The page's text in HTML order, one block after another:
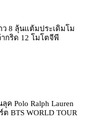
8 ลุ้นแต้มประเดิมโม
ากริด 12 โมโตจีพี
ค Polo Ralph Lauren
ต BTS WORLD TOUR